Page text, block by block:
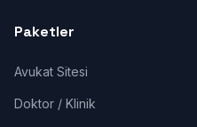
Paketler
Avukat Sitesi
Doktor / Klinik